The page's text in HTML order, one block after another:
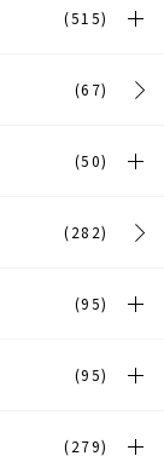
(515)
(67)
(50)
(282)
(95)
(95)
(279)